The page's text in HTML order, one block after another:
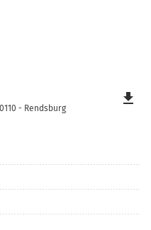
- Rendsburg
file_download